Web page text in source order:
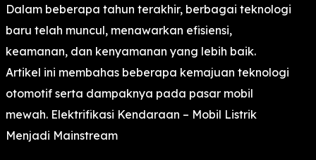
Dalam beberapa tahun terakhir, berbagai teknologi
baru telah muncul, menawarkan efisiensi,
keamanan, dan kenyamanan yang lebih baik.
Artikel ini membahas beberapa kemajuan teknologi
otomotif serta dampaknya pada pasar mobil
mewah. Elektrifikasi Kendaraan – Mobil Listrik
Menjadi Mainstream